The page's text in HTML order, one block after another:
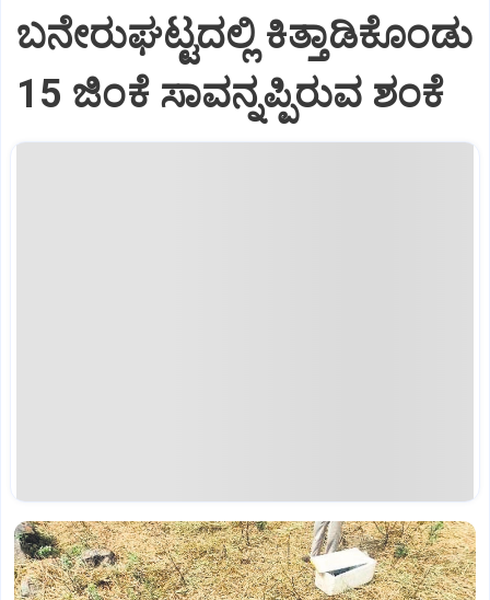
ಬನೇರುಘಟ್ಟದಲ್ಲಿ ಕಿತ್ತಾಡಿಕೊಂಡು
15 ಜಿಂಕೆ ಸಾವನ್ನಪ್ಪಿರುವ ಶಂಕೆ